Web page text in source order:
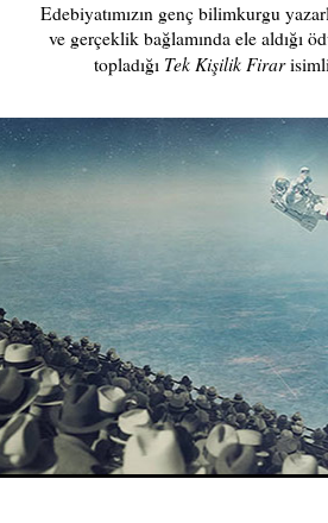
Edebiyatımızın genç bilimkurgu
ve gerçeklik bağlamında ele aldığı
topladığı Tek Kişilik Firarisimli